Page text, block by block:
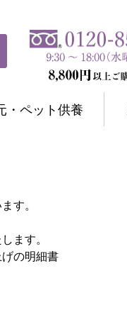
・ペット供養
す。
ます。
の明細書